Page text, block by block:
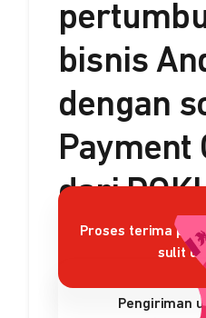
bisnis
dengan
Payment
dari
Proses terima
sulit
Pengiriman